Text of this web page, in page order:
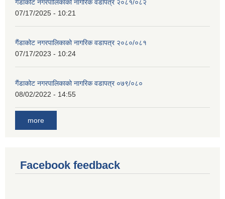
गैंडाकोट नगरपालिकाको नागरिक वडापत्र २०८१/०८२
07/17/2025 - 10:21
गैंडाकोट नगरपालिकाको नागरिक वडापत्र २०८०/०८१
07/17/2023 - 10:24
गैंडाकोट नगरपालिकाको नागरिक वडापत्र ०७९/०८०
08/02/2022 - 14:55
more
Facebook feedback